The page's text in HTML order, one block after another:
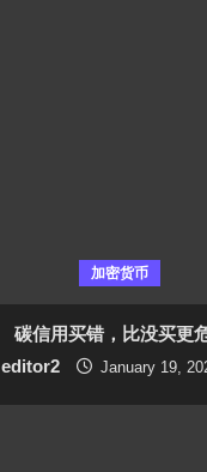
加密货币
碳信用买错，比没买更
editor2
January 19,